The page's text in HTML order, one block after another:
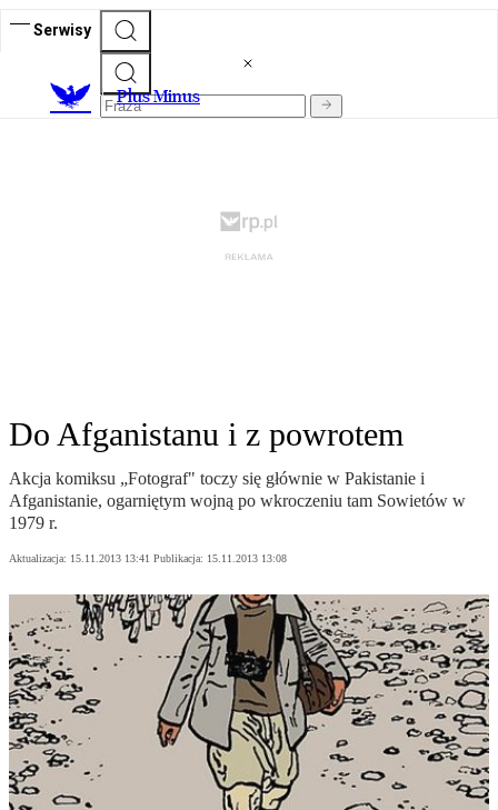
Serwisy
Plus Minus
Do Afganistanu i z powrotem
Akcja komiksu „Fotograf" toczy się głównie w Pakistanie i
Afganistanie, ogarniętym wojną po wkroczeniu tam Sowietów w
1979 r.
Aktualizacja: 15.11.2013 13:41 Publikacja: 15.11.2013 13:08